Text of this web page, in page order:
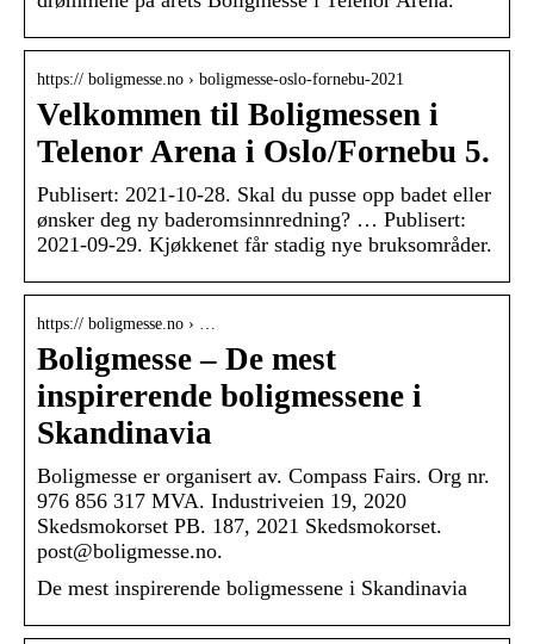
https:// boligmesse.no › boligmesse-oslo-fornebu-2021
Velkommen til Boligmessen i
Telenor Arena i Oslo/Fornebu 5.
Publisert: 2021-10-28. Skal du pusse opp badet eller
ønsker deg ny baderomsinnredning? … Publisert:
2021-09-29. Kjøkkenet får stadig nye bruksområder.
https:// boligmesse.no › …
Boligmesse – De mest
inspirerende boligmessene i
Skandinavia
Boligmesse er organisert av. Compass Fairs. Org nr.
976 856 317 MVA. Industriveien 19, 2020
Skedsmokorset PB. 187, 2021 Skedsmokorset.
post@boligmesse.no.
De mest inspirerende boligmessene i Skandinavia